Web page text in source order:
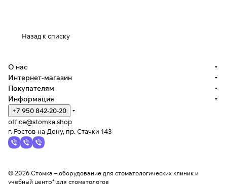
Назад к списку
О нас
Интернет-магазин
Покупателям
Информация
+7 950 842-20-20
office@stomka.shop
г. Ростов-на-Дону, пр. Стачки 143
© 2026 Стомка – оборудование для стоматологических клиник и
учебный центр* для стоматологов